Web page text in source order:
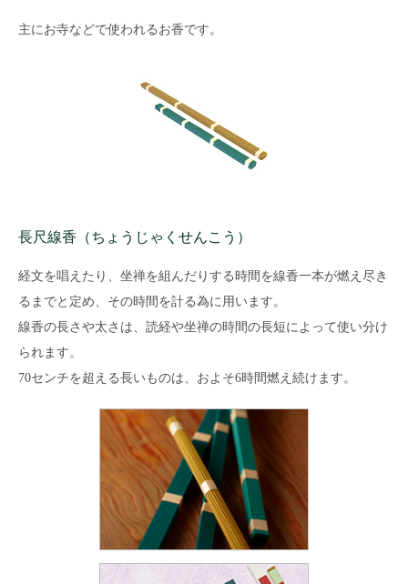
主にお寺などで使われるお香です。
長尺線香（ちょうじゃくせんこう）
経文を唱えたり、坐禅を組んだりする時間を線香一本が燃え尽き
るまでと定め、その時間を計る為に用います。
線香の長さや太さは、読経や坐禅の時間の長短によって使い分け
られます。
70センチを超える長いものは、およそ6時間燃え続けます。